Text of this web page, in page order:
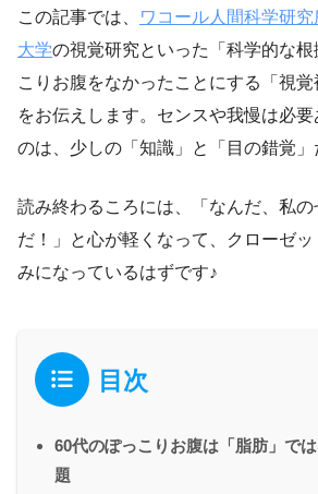
この記事では、 ワコール人間科学研究
大学の視覚研究といった「科学的な
こりお腹をなかったことにする「視
をお伝えします。センスや我慢は必
のは、少しの「知識」と「目の錯覚」
読み終わるころには、「なんだ、私
だ！」と心が軽くなって、クローゼ
みになっているはずです♪
目次
60代のぽっこりお腹は「脂肪」で
題